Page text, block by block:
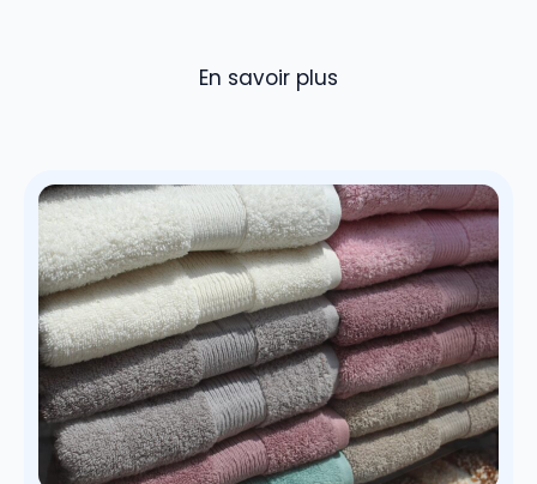
En savoir plus